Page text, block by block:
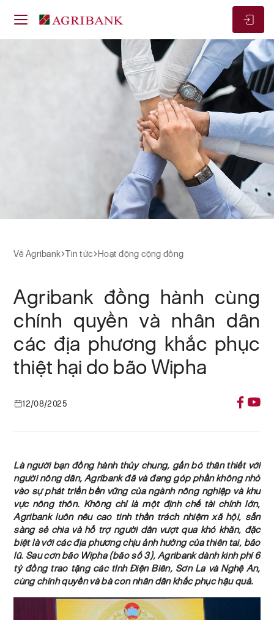
Về Agribank Tin tức Hoạt động cộng đồng
Agribank đồng hành cùng
chính quyền và nhân dân
các địa phương khắc phục
thiệt hại do bão Wipha
12/08/2025
Là người bạn đồng hành thủy chung, gắn bó thân thiết với
người nông dân, Agribank đã và đang góp phần không nhỏ
vào sự phát triển bền vững của ngành nông nghiệp và khu
vực nông thôn. Không chỉ là một định chế tài chính lớn,
Agribank luôn nêu cao tinh thần trách nhiệm xã hội, sẵn
sàng sẻ chia và hỗ trợ người dân vượt qua khó khăn, đặc
biệt là với các địa phương chịu ảnh hưởng của thiên tai, bão
lũ. Sau cơn bão Wipha (bão số 3), Agribank dành kinh phí 6
tỷ đồng trao tặng các tỉnh Điện Biên, Sơn La và Nghệ An,
cùng chính quyền và bà con nhân dân khắc phục hậu quả.